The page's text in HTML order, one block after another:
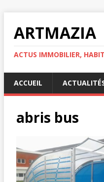
ARTMAZIA
ACTUS IMMOBILIER,
ACCUEIL
abris bus